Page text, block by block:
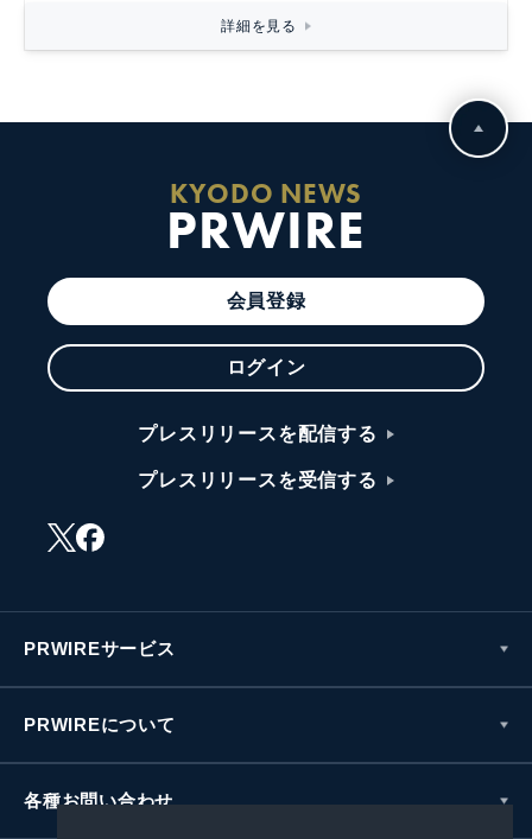
詳細を見る
KYODO NEWS
PRWIRE
会員登録
ログイン
プレスリリースを配信する
プレスリリースを受信する
PRWIREサービス
PRWIREについて
各種お問い合わせ